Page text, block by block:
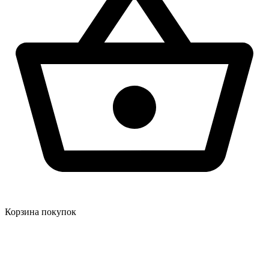
Корзина покупок